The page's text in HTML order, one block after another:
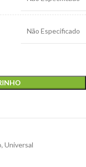
Não Especificado
, Universal